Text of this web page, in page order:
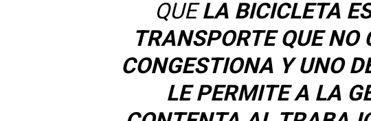
QUELA BICICLETA
TRANSPORTE QUE
CONGESTIONA Y UNO
LE PERMITE A LA